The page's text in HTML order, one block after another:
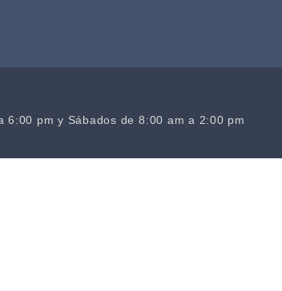
6:00 pm y Sábados de 8:00 am a 2:00 pm